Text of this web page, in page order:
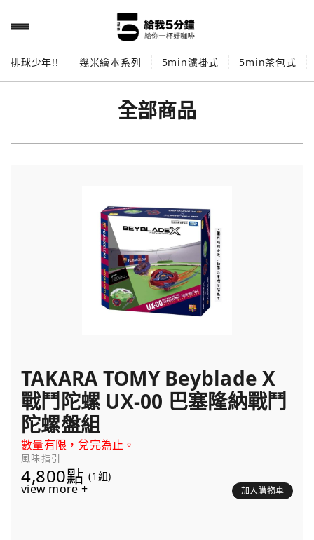
排球少年!! 幾米繪本系列 5min濾掛式 5min茶包式
全部商品
TAKARA TOMY Beyblade X
戰鬥陀螺 UX-00 巴塞隆納戰鬥
陀螺盤組
數量有限，兌完為止。
風味指引
4,800點 (1組)
view more + 加入購物車